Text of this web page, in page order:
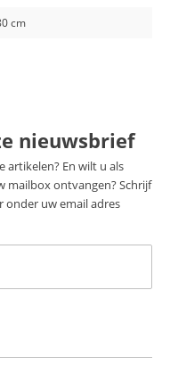
cm
nieuwsbrief
artikelen? En wilt u als
mailbox ontvangen? Schrijf
onder uw email adres